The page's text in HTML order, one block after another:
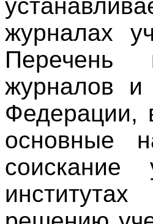
журналах
Перечень
журналов и
Федерации,
основные